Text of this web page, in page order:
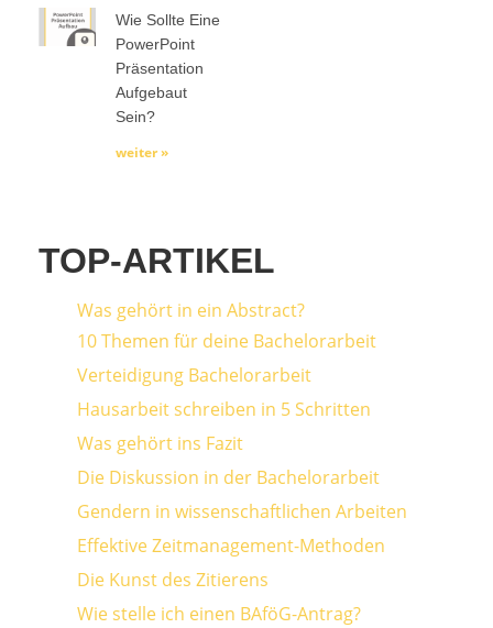
Wie Sollte Eine
PowerPoint
Präsentation
Aufgebaut
Sein?
weiter »
TOP-ARTIKEL
Was gehört in ein Abstract?
10 Themen für deine Bachelorarbeit
Verteidigung Bachelorarbeit
Hausarbeit schreiben in 5 Schritten
Was gehört ins Fazit
Die Diskussion in der Bachelorarbeit
Gendern in wissenschaftlichen Arbeiten
Effektive Zeitmanagement-Methoden
Die Kunst des Zitierens
Wie stelle ich einen BAföG-Antrag?